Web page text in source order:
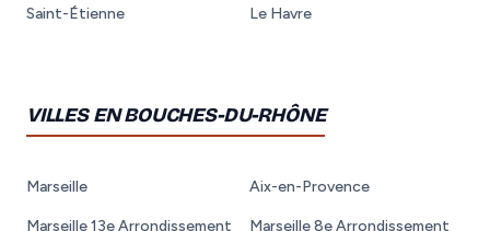
Saint-Étienne Le Havre
VILLES EN BOUCHES-DU-RHÔNE
Marseille Aix-en-Provence
Marseille 13e Arrondissement Marseille 8e Arrondissement